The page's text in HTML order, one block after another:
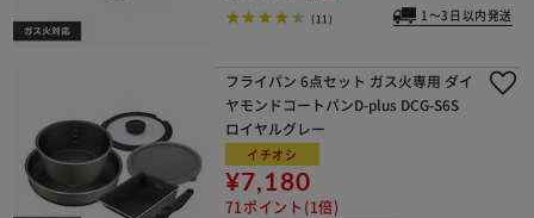
(11) 1～3日以内発送
フライパン 6点セット ガス火専用 ダイ
ヤモンドコートパンD-plus DCG-S6S
ロイヤルグレー
イチオシ
¥7,180
71ポイント(1倍)